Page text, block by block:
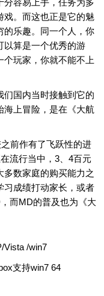
分容易上手，任务为多
戏。而这也正是它的魅
的乐趣。同一个人，你
以算是一个优秀的游
玩家，你就不能不上
们国内当时接触到它的
海上冒险，是在《大航
前作有了飞跃性的进
流行当中，3、4百元
数家庭的购买能力之
习成绩打动家长，或者
而MD的普及也为《大
Vista /win7
支持win7 64